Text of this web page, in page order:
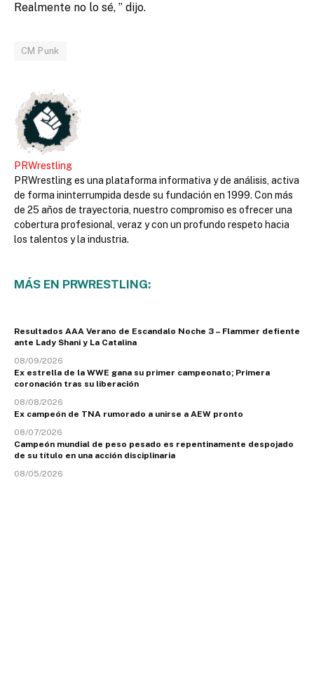
Realmente no lo sé, ” dijo.
CM Punk
PRWrestling
PRWrestling es una plataforma informativa y de análisis, activa
de forma ininterrumpida desde su fundación en 1999. Con más
de 25 años de trayectoria, nuestro compromiso es ofrecer una
cobertura profesional, veraz y con un profundo respeto hacia
los talentos y la industria.
MÁS EN PRWRESTLING:
Resultados AAA Verano de Escandalo Noche 3 – Flammer defiente
ante Lady Shani y La Catalina
08/09/2026
Ex estrella de la WWE gana su primer campeonato; Primera
coronación tras su liberación
08/08/2026
Ex campeón de TNA rumorado a unirse a AEW pronto
08/07/2026
Campeón mundial de peso pesado es repentinamente despojado
de su título en una acción disciplinaria
08/05/2026